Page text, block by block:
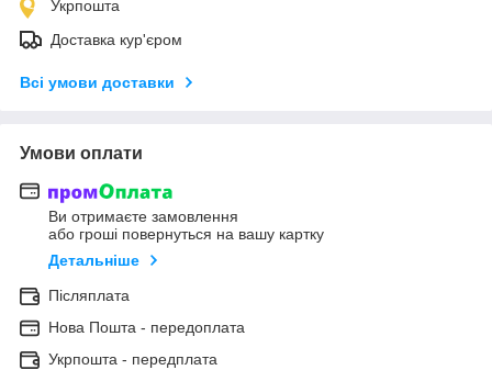
Укрпошта
Доставка кур'єром
Всі умови доставки
Умови оплати
Ви отримаєте замовлення
або гроші повернуться на вашу картку
Детальніше
Післяплата
Нова Пошта - передоплата
Укрпошта - передплата